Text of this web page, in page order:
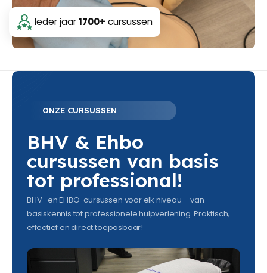
Ieder jaar1700+ cursussen
ONZE CURSUSSEN
BHV & Ehbo
cursussen van basis
tot professional!
BHV- en EHBO-cursussen voor elk niveau – van
basiskennis tot professionele hulpverlening. Praktisch,
effectief en direct toepasbaar!